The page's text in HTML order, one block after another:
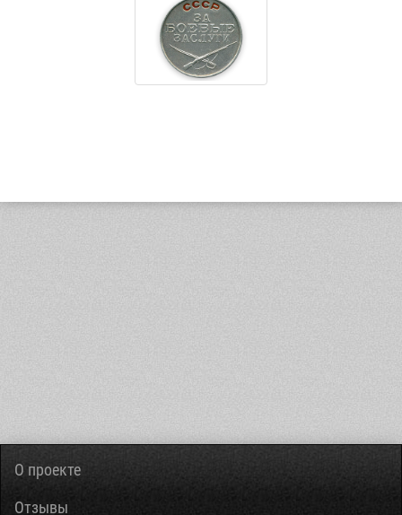
О проекте
Отзывы